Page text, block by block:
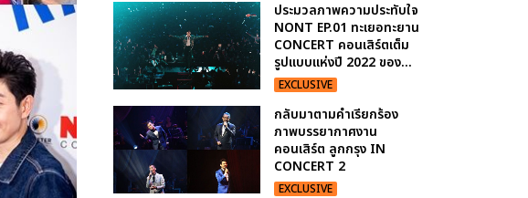
ประมวลภาพความประทับใจ
NONT EP.01 ทะเยอทะยาน
CONCERT คอนเสิร์ตเต็ม
รูปแบบแห่งปี 2022 ของ...
EXCLUSIVE
กลับมาตามคำเรียกร้อง
ภาพบรรยากาศงาน
คอนเสิร์ต ลูกกรุง IN
CONCERT 2
EXCLUSIVE